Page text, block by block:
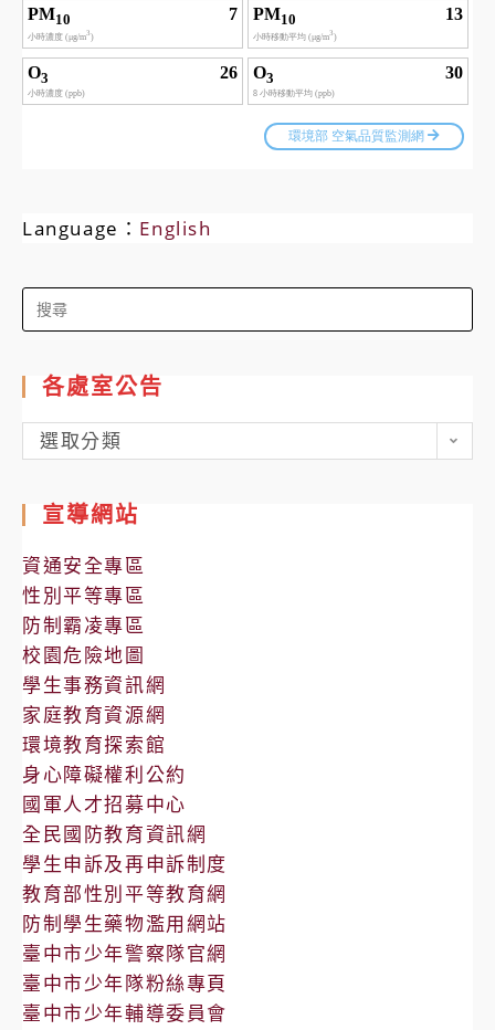
Language： English
Search
for:
各處室公告
各
處
公
告
選取分類
宣導網站
資通安全專區
性別平等專區
防制霸凌專區
校園危險地圖
學生事務資訊網
家庭教育資源網
環境教育探索館
身心障礙權利公約
國軍人才招募中心
全民國防教育資訊網
學生申訴及再申訴制度
教育部性別平等教育網
防制學生藥物濫用網站
臺中市少年警察隊官網
臺中市少年隊粉絲專頁
臺中市少年輔導委員會